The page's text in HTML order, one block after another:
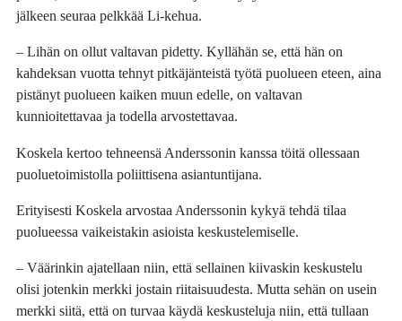
jälkeen seuraa pelkkää Li-kehua.
– Lihän on ollut valtavan pidetty. Kyllähän se, että hän on
kahdeksan vuotta tehnyt pitkäjänteistä työtä puolueen eteen, aina
pistänyt puolueen kaiken muun edelle, on valtavan
kunnioitettavaa ja todella arvostettavaa.
Koskela kertoo tehneensä Anderssonin kanssa töitä ollessaan
puoluetoimistolla poliittisena asiantuntijana.
Erityisesti Koskela arvostaa Anderssonin kykyä tehdä tilaa
puolueessa vaikeistakin asioista keskustelemiselle.
– Väärinkin ajatellaan niin, että sellainen kiivaskin keskustelu
olisi jotenkin merkki jostain riitaisuudesta. Mutta sehän on usein
merkki siitä, että on turvaa käydä keskusteluja niin, että tullaan